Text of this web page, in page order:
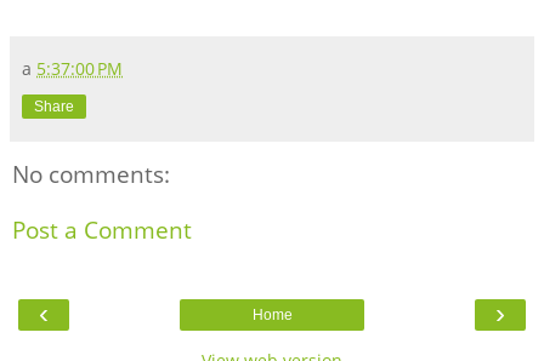
a 5:37:00 PM
Share
No comments:
Post a Comment
‹ ›
Home